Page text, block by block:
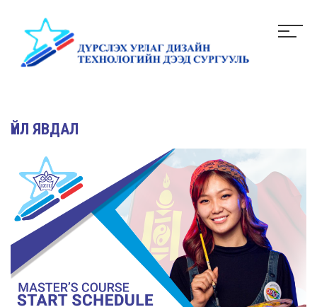
ҮЙЛ ЯВДАЛ